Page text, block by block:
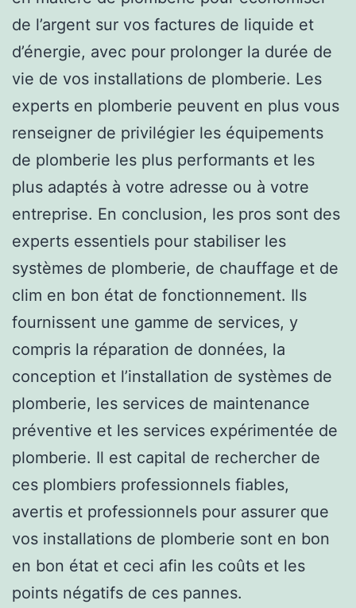
de l’argent sur vos factures de liquide et
d’énergie, avec pour prolonger la durée de
vie de vos installations de plomberie. Les
experts en plomberie peuvent en plus vous
renseigner de privilégier les équipements
de plomberie les plus performants et les
plus adaptés à votre adresse ou à votre
entreprise. En conclusion, les pros sont des
experts essentiels pour stabiliser les
systèmes de plomberie, de chauffage et de
clim en bon état de fonctionnement. Ils
fournissent une gamme de services, y
compris la réparation de données, la
conception et l’installation de systèmes de
plomberie, les services de maintenance
préventive et les services expérimentée de
plomberie. Il est capital de rechercher de
ces plombiers professionnels fiables,
avertis et professionnels pour assurer que
vos installations de plomberie sont en bon
en bon état et ceci afin les coûts et les
points négatifs de ces pannes.